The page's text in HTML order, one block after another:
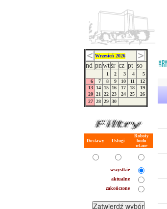
Wrzesień 2026
nd pnwtśr cz pt so
1 2 3 4
5
6
7 8 9 10 11
12
13
14 15 16 17 18
19
20 21 22 23 24 25
26
27 28 29 30
Dostawy Usługi
Roboty
budo
wlane
wszystkie
aktualne
zakończone